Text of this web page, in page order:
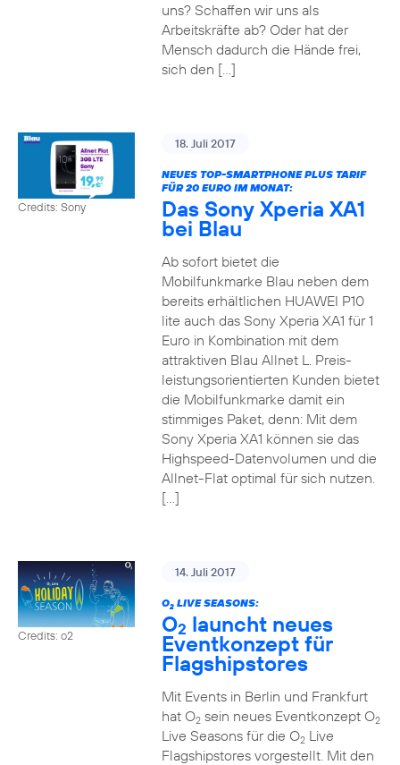
uns? Schaffen wir uns als
Arbeitskräfte ab? Oder hat der
Mensch dadurch die Hände frei,
sich den […]
Credits: Sony
18. Juli 2017
NEUES TOP-SMARTPHONE PLUS TARIF
FÜR 20 EURO IM MONAT:
Das Sony Xperia XA1
bei Blau
Ab sofort bietet die
Mobilfunkmarke Blau neben dem
bereits erhältlichen HUAWEI P10
lite auch das Sony Xperia XA1 für 1
Euro in Kombination mit dem
attraktiven Blau Allnet L. Preis-
leistungsorientierten Kunden bietet
die Mobilfunkmarke damit ein
stimmiges Paket, denn: Mit dem
Sony Xperia XA1 können sie das
Highspeed-Datenvolumen und die
Allnet-Flat optimal für sich nutzen.
[…]
Credits: o2
14. Juli 2017
O2LIVE SEASONS:
O2 launcht neues
Eventkonzept für
Flagshipstores
Mit Events in Berlin und Frankfurt
hat O2sein neues Eventkonzept O2
Live Seasons für die O2Live
Flagshipstores vorgestellt. Mit den